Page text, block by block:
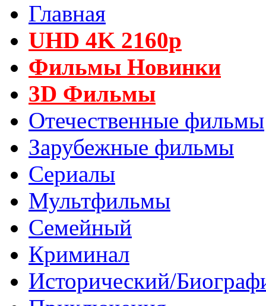
Главная
UHD 4K 2160p
Фильмы Новинки
3D Фильмы
Отечественные фильмы
Зарубежные фильмы
Сериалы
Мультфильмы
Семейный
Криминал
Исторический/